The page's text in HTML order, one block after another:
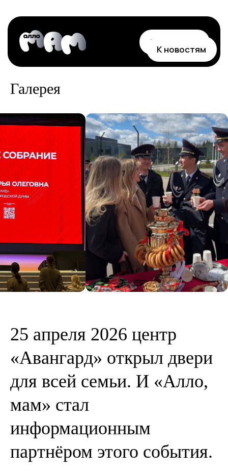
К новостям
Галерея
25 апреля 2026 центр
«Авангард» открыл двери
для всей семьи. И «Алло,
мам» стал
информационным
партнёром этого события.